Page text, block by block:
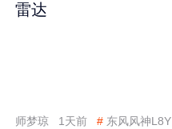
雷达
师梦琼 1天前 # 东风风神L8Y